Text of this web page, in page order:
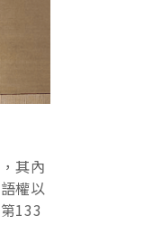
其內
權以
133